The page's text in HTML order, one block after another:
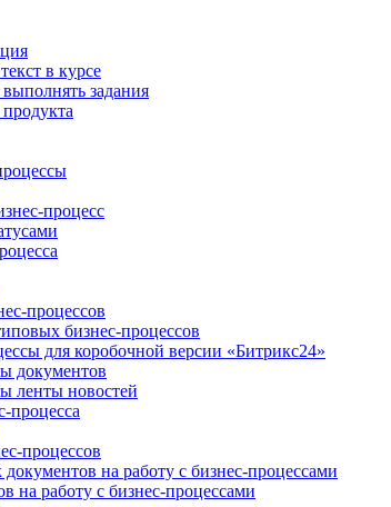
в курсе
задания
процесс
процессов
бизнес-процессов
для коробочной версии «Битрикс24»
документов
ленты новостей
процесса
процессов
на работу с бизнес-процессами
на работу с бизнес-процессами